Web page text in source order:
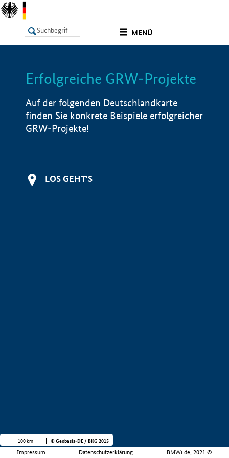
MENÜ
LISTE Info
Erfolgreiche GRW-Projekte
Auf der folgenden Deutschlandkarte
finden Sie konkrete Beispiele erfolgreicher
GRW-Projekte!
LOS GEHT'S
Impressum Datenschutzerklärung BMWi.de, 2021 ©
100 km © Geobasis-DE / BKG 2015